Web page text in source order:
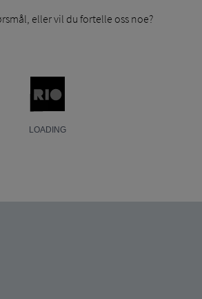
eller vil du fortelle oss noe?